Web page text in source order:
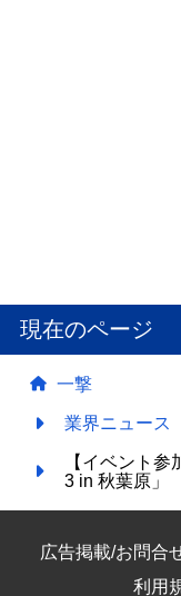
2026.01.15.(木) 更新
「eフィーバーキ
現在のページ
一撃
業界ニュース
【イベント
3 in 秋葉原」
広告掲載/お問合
利用